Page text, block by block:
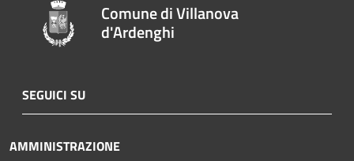
Comune di Villanova
d'Ardenghi
SEGUICI SU
AMMINISTRAZIONE